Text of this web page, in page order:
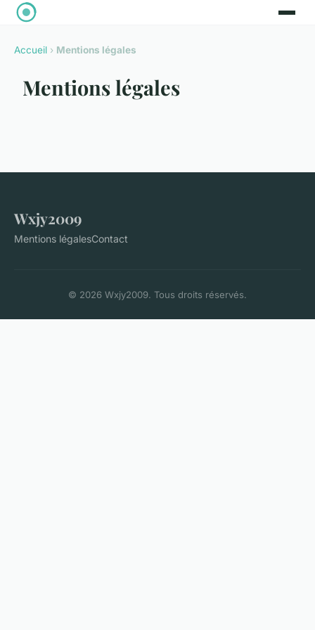
Accueil › Mentions légales
Mentions légales
Wxjy2009
Mentions légalesContact
© 2026 Wxjy2009. Tous droits réservés.